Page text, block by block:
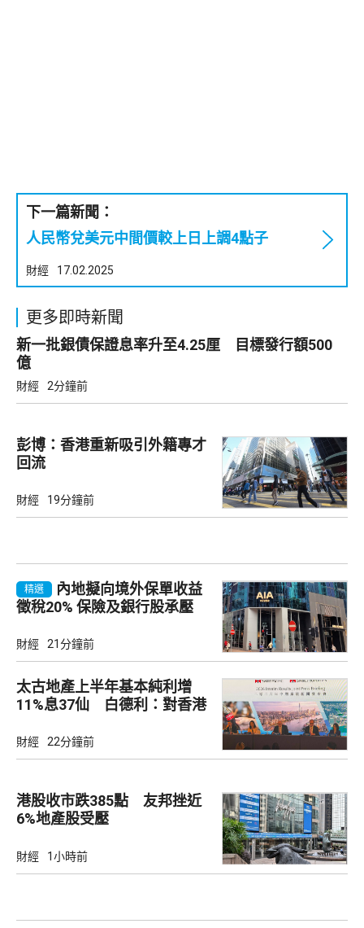
下一篇新聞：
人民幣兌美元中間價較上日上調4點子
財經 17.02.2025
更多即時新聞
新一批銀債保證息率升至4.25厘 目標發行額500
億
財經 2分鐘前
彭博：香港重新吸引外籍專才
回流
財經 19分鐘前
精選
內地擬向境外保單收益
徵稅20% 保險及銀行股承壓
財經 21分鐘前
太古地產上半年基本純利增
11%息37仙 白德利：對香港
財經 22分鐘前
港股收市跌385點 友邦挫近
6%地產股受壓
財經 1小時前